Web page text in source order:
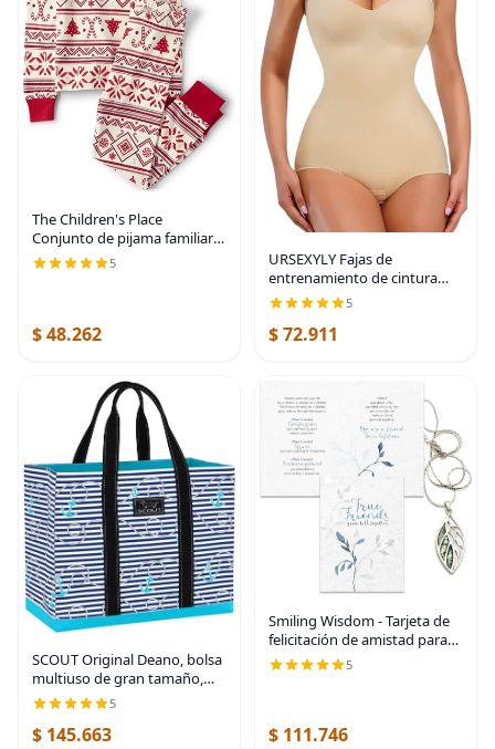
The Children's Place
Conjunto de pijama familiar
de 2 piezas para niños,
conjunto festivo de pijama de
5
$ 48.262
URSEXYLY Fajas de
entrenamiento de cintura
para mujer, con control de
abdomen, moldeador de
cuerpo, sexy, cuello en V,
5
$ 72.911
SCOUT Original Deano, bolsa
multiuso de gran tamaño,
bolsa grande para la playa o
piscina
5
$ 145.663
Smiling Wisdom - Tarjeta de
felicitación de amistad para
mujeres y collar de hoja - True
Friends Grow Together - A
5
$ 111.746